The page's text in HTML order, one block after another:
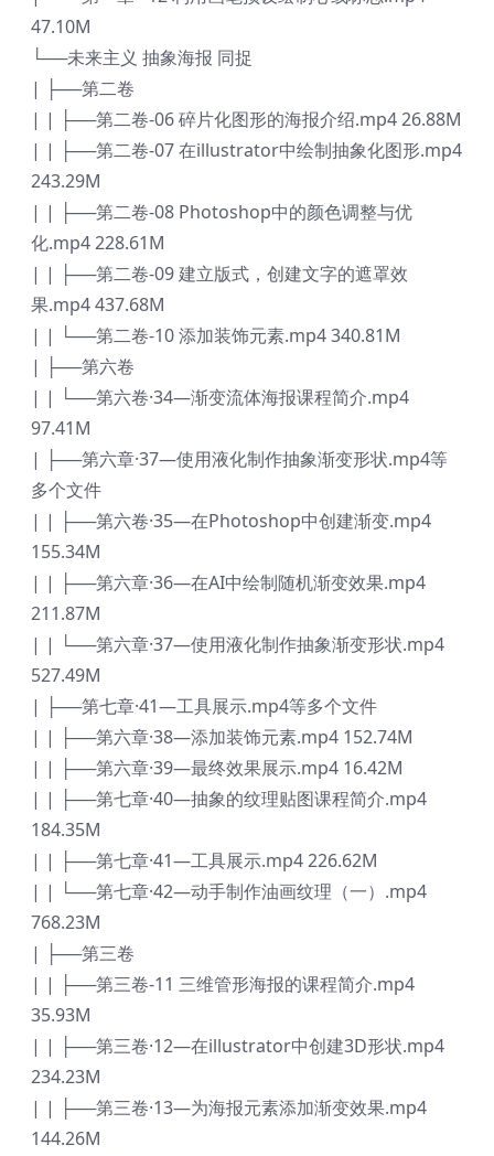
47.10M
└──未来主义 抽象海报 同捉
| ├──第二卷
| | ├──第二卷-06 碎片化图形的海报介绍.mp4 26.88M
| | ├──第二卷-07 在illustrator中绘制抽象化图形.mp4
243.29M
| | ├──第二卷-08 Photoshop中的颜色调整与优
化.mp4 228.61M
| | ├──第二卷-09 建立版式，创建文字的遮罩效
果.mp4 437.68M
| | └──第二卷-10 添加装饰元素.mp4 340.81M
| ├──第六卷
| | └──第六卷·34—渐变流体海报课程简介.mp4
97.41M
| ├──第六章·37—使用液化制作抽象渐变形状.mp4等
多个文件
| | ├──第六卷·35—在Photoshop中创建渐变.mp4
155.34M
| | ├──第六章·36—在AI中绘制随机渐变效果.mp4
211.87M
| | └──第六章·37—使用液化制作抽象渐变形状.mp4
527.49M
| ├──第七章·41—工具展示.mp4等多个文件
| | ├──第六章·38—添加装饰元素.mp4 152.74M
| | ├──第六章·39—最终效果展示.mp4 16.42M
| | ├──第七章·40—抽象的纹理贴图课程简介.mp4
184.35M
| | ├──第七章·41—工具展示.mp4 226.62M
| | └──第七章·42—动手制作油画纹理（一）.mp4
768.23M
| ├──第三卷
| | ├──第三卷-11 三维管形海报的课程简介.mp4
35.93M
| | ├──第三卷·12—在illustrator中创建3D形状.mp4
234.23M
| | ├──第三卷·13—为海报元素添加渐变效果.mp4
144.26M